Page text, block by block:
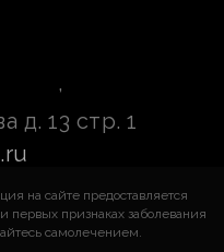
,
д. 13 стр. 1
на сайте предоставляется
первых признаках заболевания
самолечением.